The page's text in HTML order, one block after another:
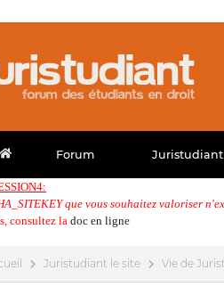
Forum Juristudiant
que vous souhaitez valoriser
consultez la doc en ligne
Juristudiant le site Vie de